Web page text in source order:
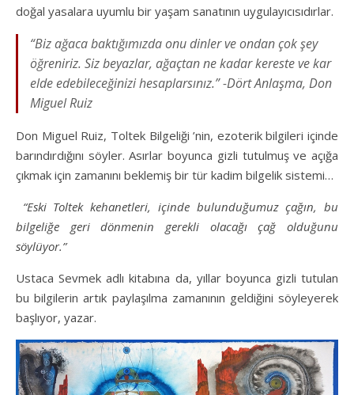
doğal yasalara uyumlu bir yaşam sanatının uygulayıcısıdırlar.
“Biz ağaca baktığımızda onu dinler ve ondan çok şey
öğreniriz. Siz beyazlar, ağaçtan ne kadar kereste ve kar
elde edebileceğinizi hesaplarsınız.” -Dört Anlaşma, Don
Miguel Ruiz
Don Miguel Ruiz, Toltek Bilgeliği ’nin, ezoterik bilgileri içinde
barındırdığını söyler. Asırlar boyunca gizli tutulmuş ve açığa
çıkmak için zamanını beklemiş bir tür kadim bilgelik sistemi…
“Eski Toltek kehanetleri, içinde bulunduğumuz çağın, bu
bilgeliğe geri dönmenin gerekli olacağı çağ olduğunu
söylüyor.”
Ustaca Sevmek adlı kitabına da, yıllar boyunca gizli tutulan
bu bilgilerin artık paylaşılma zamanının geldiğini söyleyerek
başlıyor, yazar.